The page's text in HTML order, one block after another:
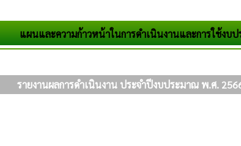
แผนและความก้าวหน้าในการดำเนินงานและการใช้ง
รายงานผลการดำเนินงาน ประจำปีงบประมาณ พ.ศ.